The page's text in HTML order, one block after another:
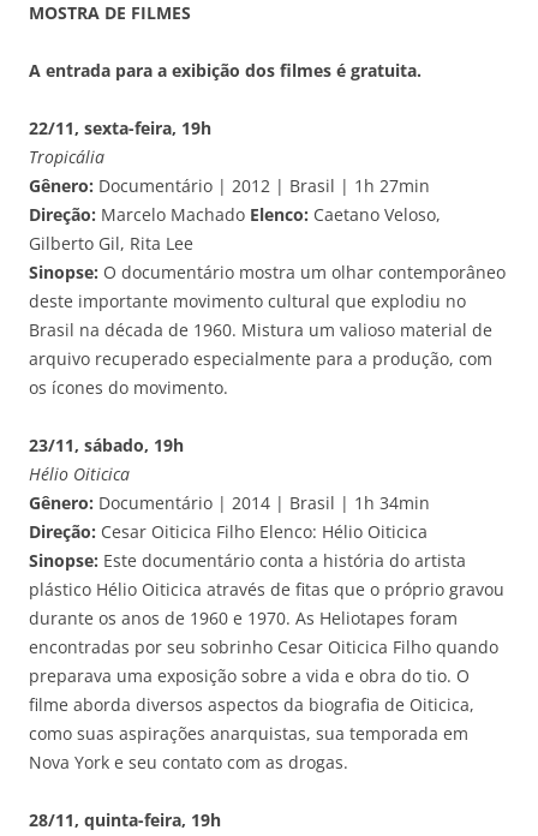
MOSTRA DE FILMES
A entrada para a exibição dos filmes é gratuita.
22/11, sexta-feira, 19h
Tropicália
Gênero: Documentário | 2012 | Brasil | 1h 27min
Direção: Marcelo Machado Elenco: Caetano Veloso,
Gilberto Gil, Rita Lee
Sinopse: O documentário mostra um olhar contemporâneo
deste importante movimento cultural que explodiu no
Brasil na década de 1960. Mistura um valioso material de
arquivo recuperado especialmente para a produção, com
os ícones do movimento.
23/11, sábado, 19h
Hélio Oiticica
Gênero: Documentário | 2014 | Brasil | 1h 34min
Direção: Cesar Oiticica Filho Elenco: Hélio Oiticica
Sinopse: Este documentário conta a história do artista
plástico Hélio Oiticica através de fitas que o próprio gravou
durante os anos de 1960 e 1970. As Heliotapes foram
encontradas por seu sobrinho Cesar Oiticica Filho quando
preparava uma exposição sobre a vida e obra do tio. O
filme aborda diversos aspectos da biografia de Oiticica,
como suas aspirações anarquistas, sua temporada em
Nova York e seu contato com as drogas.
28/11, quinta-feira, 19h